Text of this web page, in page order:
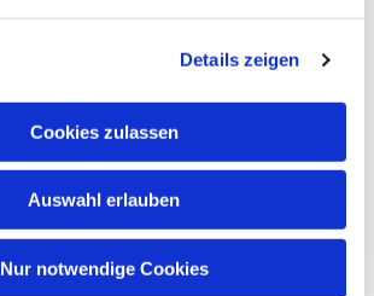
Details zeigen
Cookies zulassen
Auswahl erlauben
Nur notwendige Cookies